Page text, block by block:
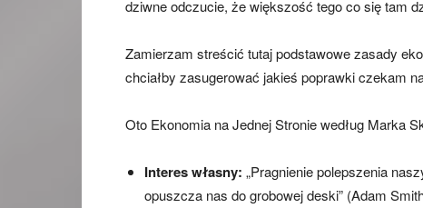
dziwne odczucie, że większość tego co się tam
Zamierzam streścić tutaj podstawowe zasady
chciałby zasugerować jakieś poprawki czekam
Oto Ekonomia na Jednej Stronie według Marka
Interes własny: „Pragnienie polepszenia
opuszcza nas do grobowej deski” (Adam